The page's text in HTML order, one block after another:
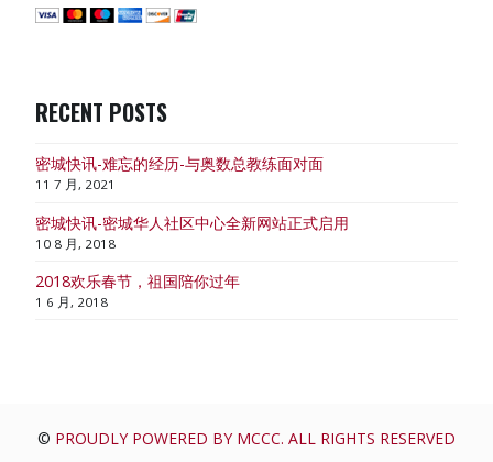
RECENT POSTS
密城快讯-难忘的经历-与奥数总教练面对面
11 7 月, 2021
密城快讯-密城华人社区中心全新网站正式启用
10 8 月, 2018
2018欢乐春节，祖国陪你过年
1 6 月, 2018
© PROUDLY POWERED BY MCCC. ALL RIGHTS RESERVED